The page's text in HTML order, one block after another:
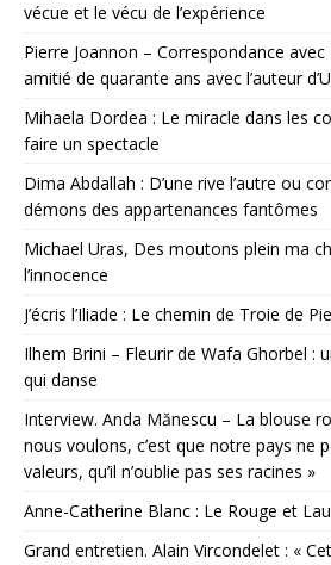
vécue et le vécu de l’expérience
Pierre Joannon – Correspondance
amitié de quarante ans avec l’auteur
Mihaela Dordea : Le miracle dans les
faire un spectacle
Dima Abdallah : D’une rive l’autre ou
démons des appartenances fantômes
Michael Uras, Des moutons plein ma
l’innocence
J’écris l’Iliade : Le chemin de Troie de
Ilhem Brini – Fleurir de Wafa Ghorbel :
qui danse
Interview. Anda Mănescu – La blouse
nous voulons, c’est que notre pays ne
valeurs, qu’il n’oublie pas ses racines »
Anne-Catherine Blanc : Le Rouge et
Grand entretien. Alain Vircondelet : «